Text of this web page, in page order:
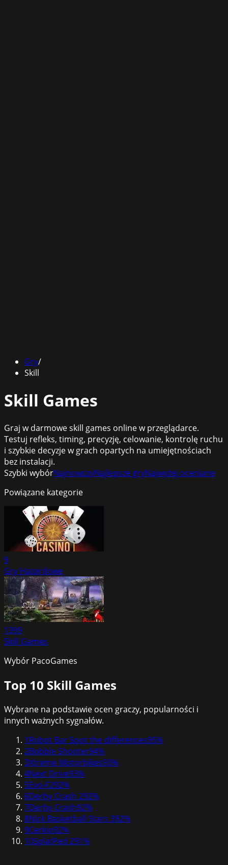
Gry/
Skill
Skill Games
Graj w darmowe skill games online w przeglądarce.
Testuj refleks, timing, precyzję, celowanie, kontrolę ruchu
i szybkie decyzje w grach opartych na umiejętnościach
bez instalacji.
Szybki wybórNajnowszyNajlepsze gryNajwyżej oceniane
Powiązane kategorie
9
Gry Hazardowe
1399
Skill Games
Wybór PacoGames
Top 10 Skill Games
Wybrane na podstawie ocen graczy, popularności i
innych ważnych sygnałów.
1Robot Bar Spot the differences95%
2Bobble Shooter94%
3Xtreme Motorbikes93%
4Next Drive93%
5Evo-F292%
6Derby Crash 292%
7Derby Crash92%
8Nick Basketball Stars 392%
9Cerkio92%
10SplatPed 291%